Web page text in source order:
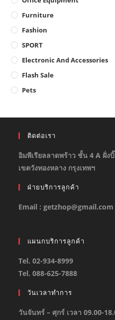
Furniture
Fashion
SPORT
Electronic And Accessories
Flash Sale
Pets
ติดต่อเรา
อิมพีเรียลลาดพร้าว ชั้น 4 A ฝั่ง
เขตวังทองหลาง กรุงเทพฯ
ฝ่ายบริการลูกค้า
Email : getzhop@gmail.com
แผนกบริการลูกค้า
Tel. 02-934-8999
Tel. 088-625-7888
วันเวลาทำการ
วันจันทร์ – ศุกร์ เวลา 09.00-